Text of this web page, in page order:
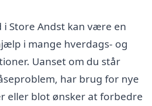
i Store Andst kan være en
i mange hverdags- og
Uanset om du står
har brug for nye
eller blot ønsker at forbedre